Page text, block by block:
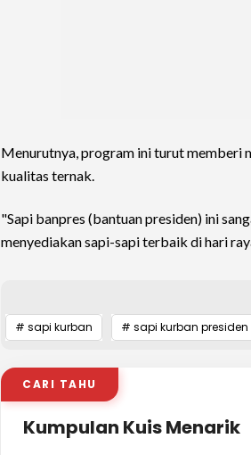
Menurutnya, program ini turut memberi
kualitas ternak.
"Sapi banpres (bantuan presiden) ini
menyediakan sapi-sapi terbaik di hari
# sapi kurban # sapi kurban presiden
CARI TAHU
Kumpulan Kuis Menarik